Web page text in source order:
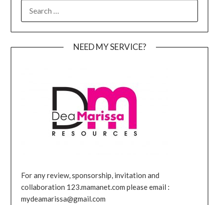
FOR:
NEED MY SERVICE?
For any review, sponsorship, invitation and
collaboration 123.mamanet.com please email :
mydeamarissa@gmail.com